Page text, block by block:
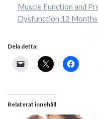
Muscle Function and
Dysfunction 12
Dela detta:
Relaterat innehåll